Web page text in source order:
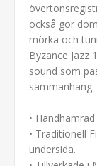
också gör
mörka och
Byzance
sound som
sammanhang
•
• Traditionell
undersida.